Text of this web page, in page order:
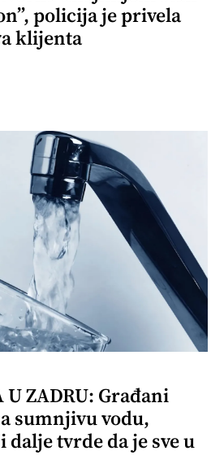
policija je privela
klijenta
U ZADRU: Građani
sumnjivu vodu,
dalje tvrde da je sve u